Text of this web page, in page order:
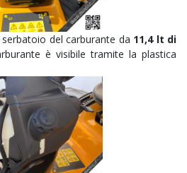
del carburante da 11,4 lt di
è visibile tramite la plastica